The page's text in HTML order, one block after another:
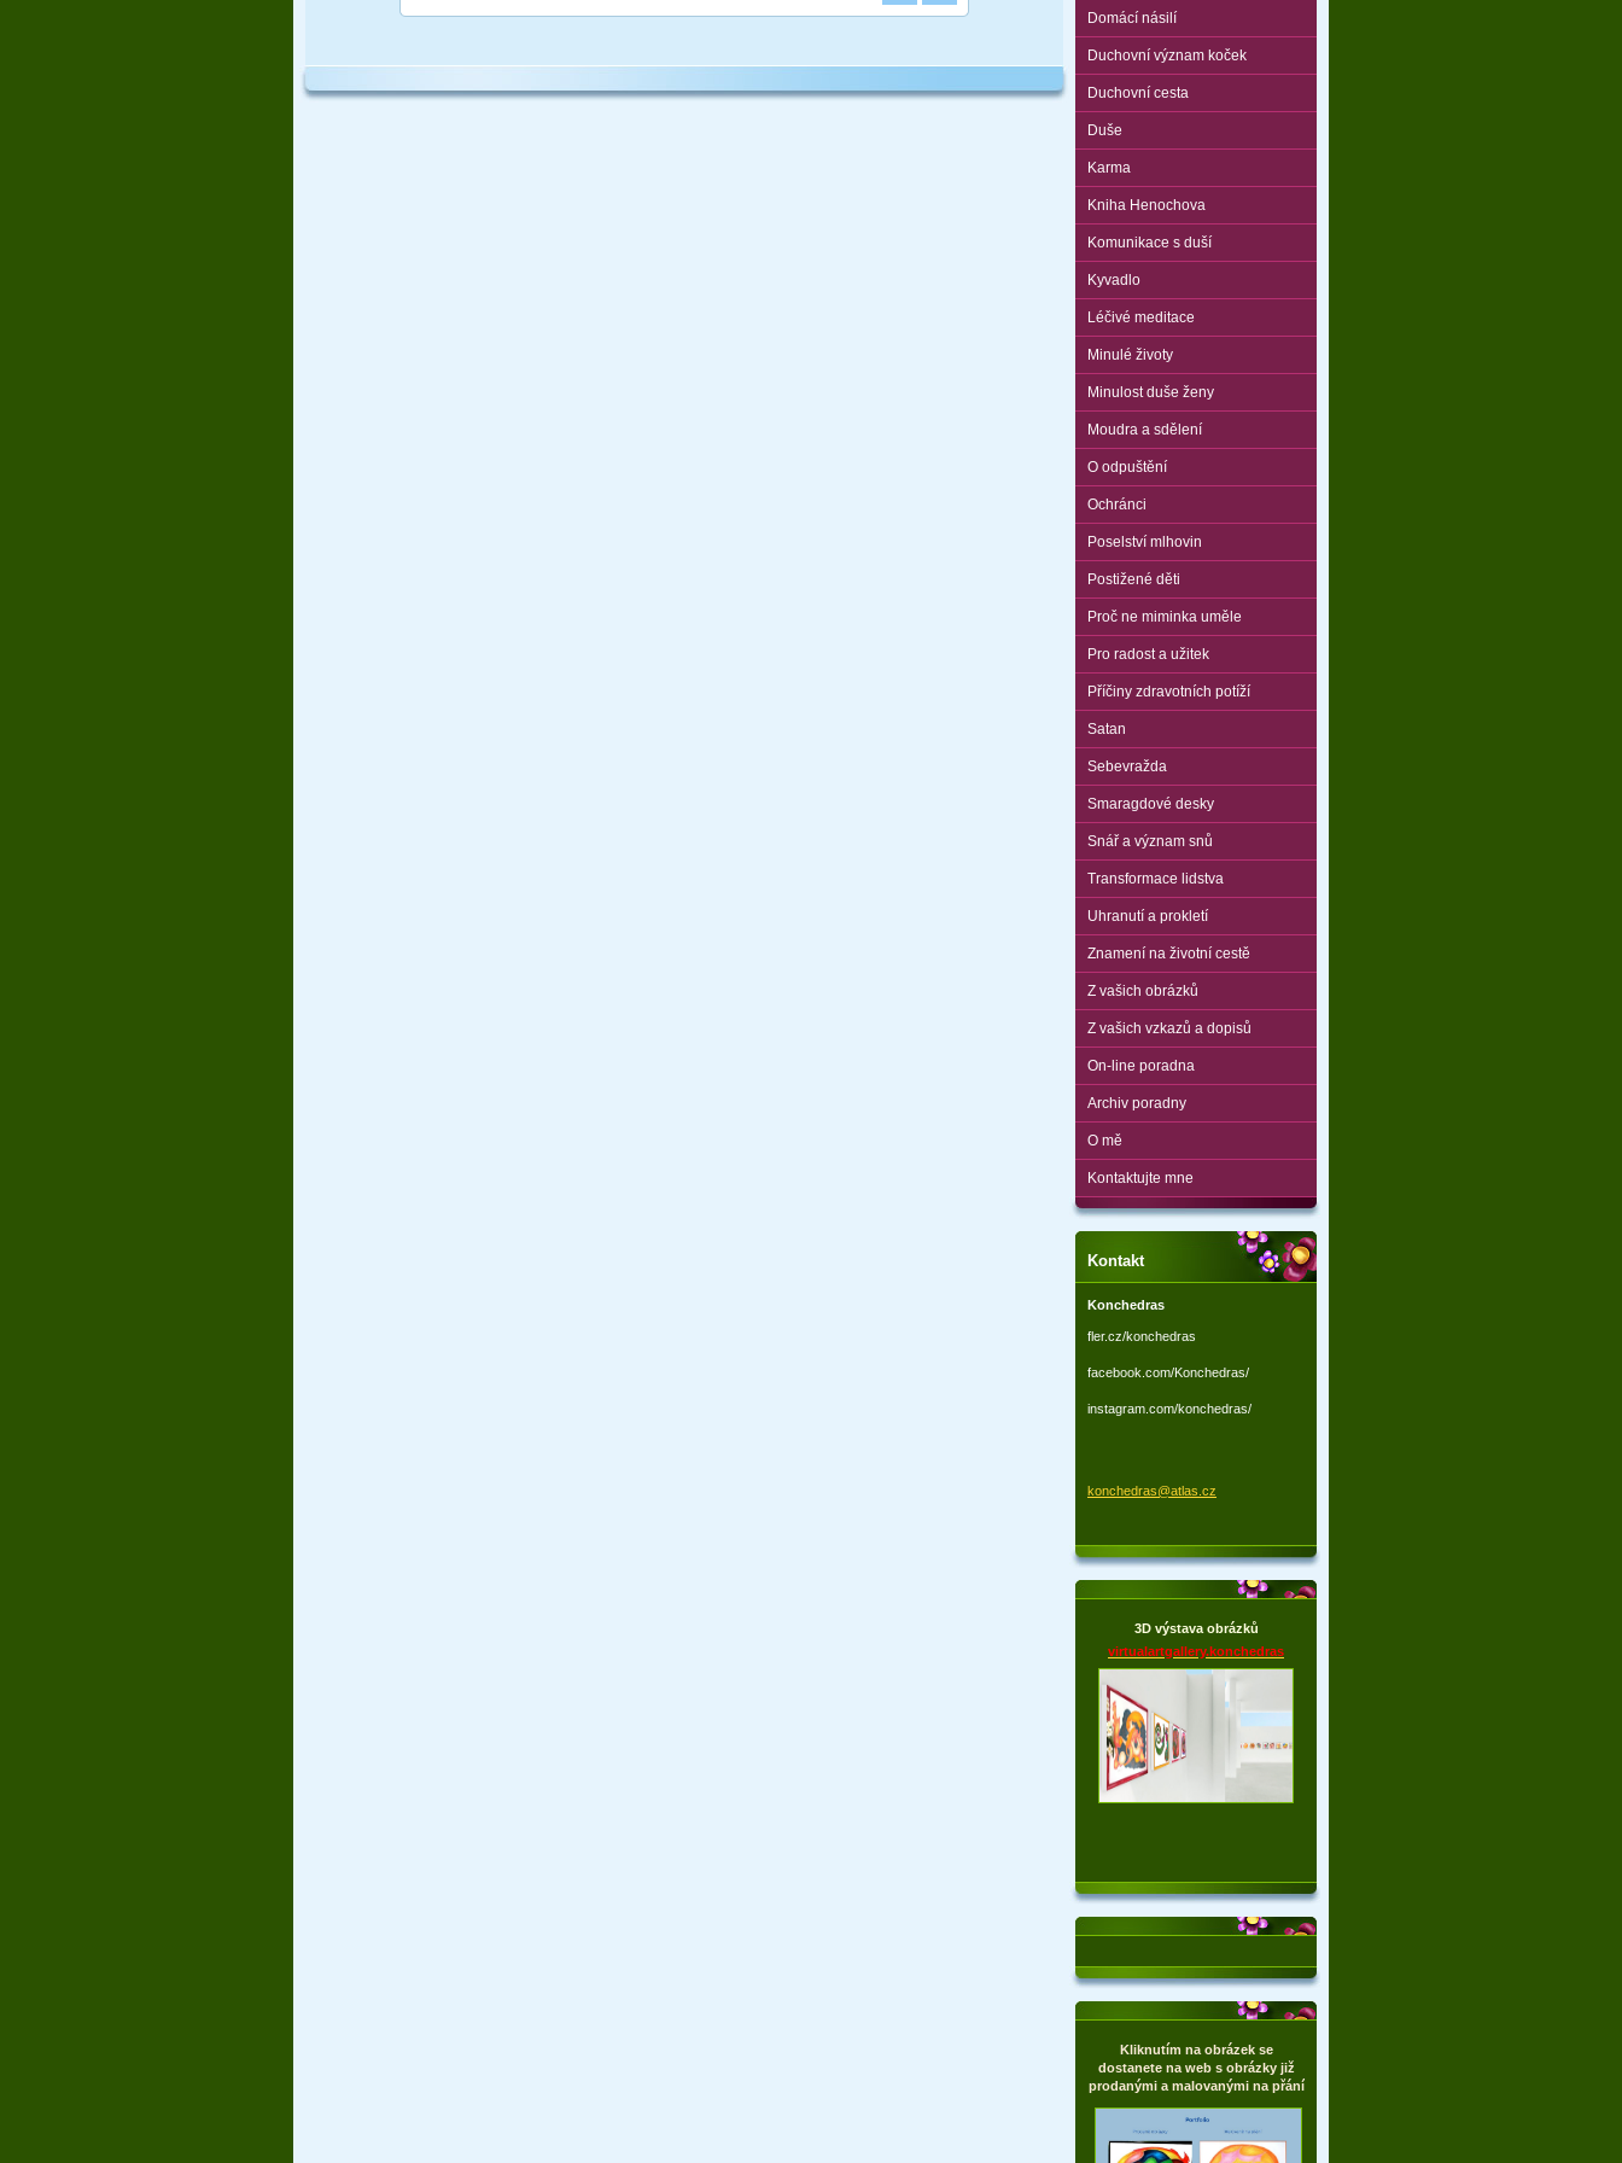
Domácí násilí
Duchovní význam koček
Duchovní cesta
Duše
Karma
Kniha Henochova
Komunikace s duší
Kyvadlo
Léčivé meditace
Minulé životy
Minulost duše ženy
Moudra a sdělení
O odpuštění
Ochránci
Poselství mlhovin
Postižené děti
Proč ne miminka uměle
Pro radost a užitek
Příčiny zdravotních potíží
Satan
Sebevražda
Smaragdové desky
Snář a význam snů
Transformace lidstva
Uhranutí a prokletí
Znamení na životní cestě
Z vašich obrázků
Z vašich vzkazů a dopisů
On-line poradna
Archiv poradny
O mě
Kontaktujte mne
Kontakt
Konchedras
fler.cz/konchedras
facebook.com/Konchedras/
instagram.com/konchedras/
konchedras@atlas .cz
3D výstava obrázků
virtualartgallery.konchedras
Kliknutím na obrázek se
dostanete na web s obrázky již
prodanými a malovanými na přání